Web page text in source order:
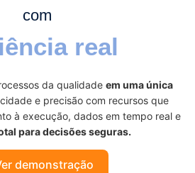
com
real
da qualidade em uma única
e precisão com recursos que
à execução, dados em tempo real e
para decisões seguras.
demonstração